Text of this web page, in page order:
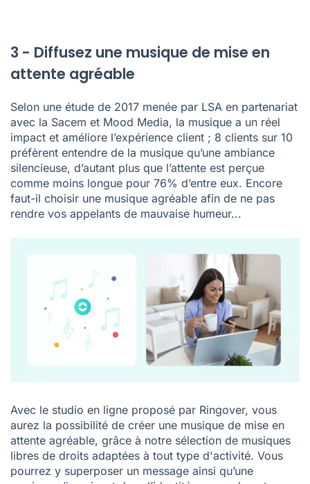
3 - Diffusez une musique de mise en
attente agréable
Selon une étude de 2017 menée par LSA en partenariat
avec la Sacem et Mood Media, la musique a un réel
impact et améliore l’expérience client ; 8 clients sur 10
préfèrent entendre de la musique qu’une ambiance
silencieuse, d’autant plus que l’attente est perçue
comme moins longue pour 76% d’entre eux. Encore
faut-il choisir une musique agréable afin de ne pas
rendre vos appelants de mauvaise humeur...
Avec le studio en ligne proposé par Ringover, vous
aurez la possibilité de créer une musique de mise en
attente agréable, grâce à notre sélection de musiques
libres de droits adaptées à tout type d'activité. Vous
pourrez y superposer un message ainsi qu’une